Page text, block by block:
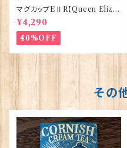
マグカップEⅡR【Queen Eliza
bethⅡ Commemorative】Vi
ctoria Eggs 50126
¥4,290
40%OFF
その